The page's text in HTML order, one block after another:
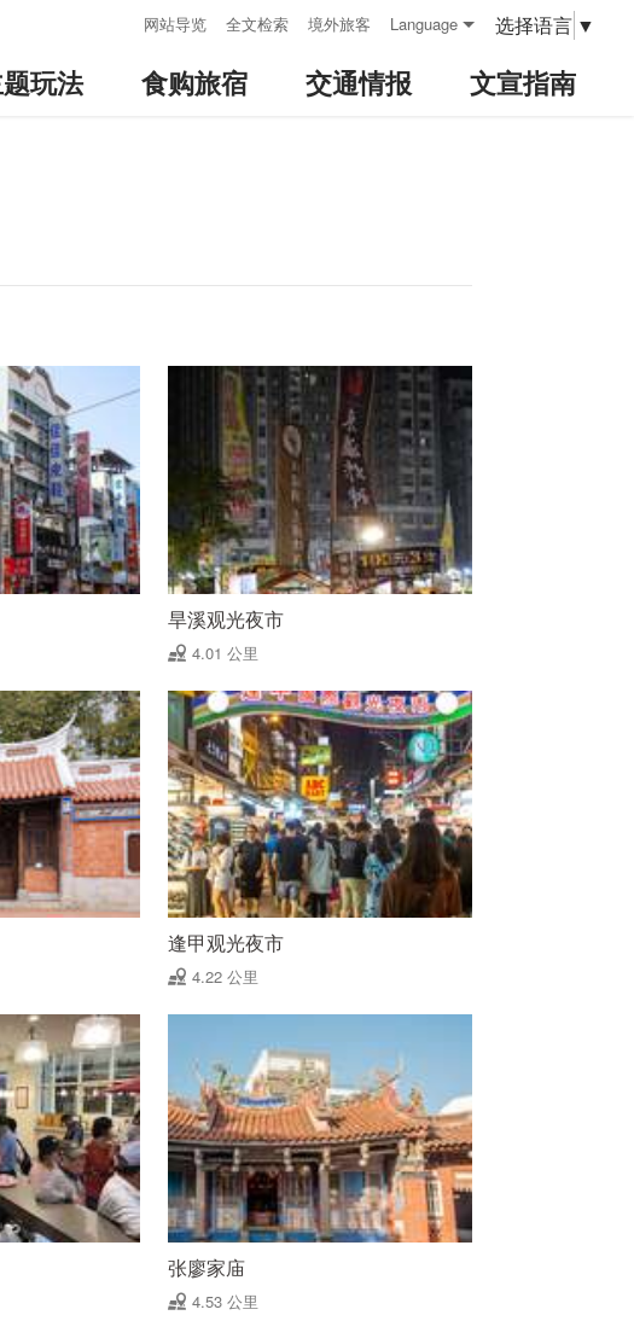
网站导览 全文检索 境外旅客 Language 选择语言 ▼
玩法 食购旅宿 交通情报 文宣指南
旱溪观光夜市
4.01 公里
逢甲观光夜市
4.22 公里
张廖家庙
4.53 公里